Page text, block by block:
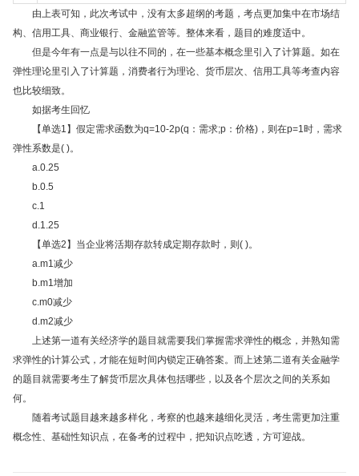
由上表可知，此次考试中，没有太多超纲的考题，考点更加集中在市场结
构、信用工具、商业银行、金融监管等。整体来看，题目的难度适中。
但是今年有一点是与以往不同的，在一些基本概念里引入了计算题。如在
弹性理论里引入了计算题，消费者行为理论、货币层次、信用工具等考查内容
也比较细致。
如据考生回忆
【单选1】假定需求函数为q=10-2p(q：需求;p：价格)，则在p=1时，需求
弹性系数是( )。
a.0.25
b.0.5
c.1
d.1.25
【单选2】当企业将活期存款转成定期存款时，则( )。
a.m1减少
b.m1增加
c.m0减少
d.m2减少
上述第一道有关经济学的题目就需要我们掌握需求弹性的概念，并熟知需
求弹性的计算公式，才能在短时间内锁定正确答案。而上述第二道有关金融学
的题目就需要考生了解货币层次具体包括哪些，以及各个层次之间的关系如
何。
随着考试题目越来越多样化，考察的也越来越细化灵活，考生需更加注重
概念性、基础性知识点，在备考的过程中，把知识点吃透，方可迎战。